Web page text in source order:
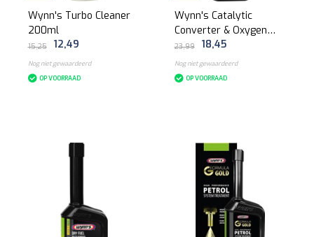
Wynn's Turbo Cleaner
200ml
15,25 12,49
Nog niet gewaardeerd
OP VOORRAAD
Wynn's Catalytic
Converter & Oxygen
Sensor Cleaner 500ml
23,99 18,45
Nog niet gewaardeerd
OP VOORRAAD